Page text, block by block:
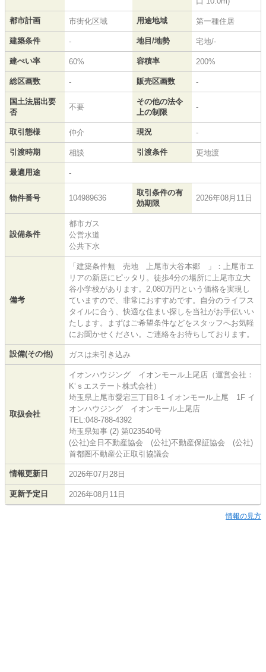
都市計画 市街化区域 用途地域 第一種住居
建築条件 - 地目/地勢 宅地/-
建ぺい率 60% 容積率 200%
総区画数 - 販売区画数 -
国土法届出要
否
不要
その他の法令
上の制限
-
取引態様 仲介 現況 -
引渡時期 相談 引渡条件 更地渡
最適用途 -
物件番号 104989636
取引条件の有
効期限
2026年08月11日
設備条件
都市ガス
公営水道
公共下水
備考
「建築条件無 売地 上尾市大谷本郷 」：上尾市エ
リアの新居にピッタリ。徒歩4分の場所に上尾市立大
谷小学校があります。2,080万円という価格を実現し
ていますので、非常におすすめです。自分のライフス
タイルに合う、快適な住まい探しを当社がお手伝いい
たします。まずはご希望条件などをスタッフへお気軽
にお聞かせください。ご連絡をお待ちしております。
設備(その他) ガスは未引き込み
取扱会社
イオンハウジング イオンモール上尾店（運営会社：
K‘ｓエステート株式会社）
埼玉県上尾市愛宕三丁目8-1 イオンモール上尾 1F イ
オンハウジング イオンモール上尾店
TEL:048-788-4392
埼玉県知事 (2) 第023540号
(公社)全日不動産協会 (公社)不動産保証協会 (公社)
首都圏不動産公正取引協議会
情報更新日 2026年07月28日
更新予定日 2026年08月11日
情報の見方